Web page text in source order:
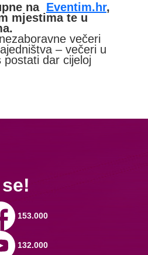
na Eventim.hr,
mjestima te u
večeri
– večeri u
postati dar cijeloj
153.000
132.000